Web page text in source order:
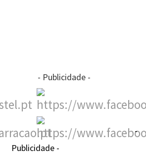
- Publicidade -
-
Publicidade -